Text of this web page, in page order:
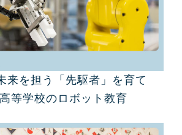
来を担う「先駆者」を育て
等学校のロボット教育